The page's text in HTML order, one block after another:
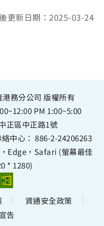
更新日期：2025-03-24
務分公司 版權所有
PM 1:00~5:00
正區中正路1號
中心： 886-2-24206263
Edge，Safari (螢幕最佳
* 1280)
資通安全政策
告